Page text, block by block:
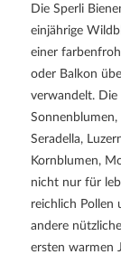
Die Sperli
einjährige
einer
oder Balkon
verwandelt. Die
Seradella,
Kornblumen,
nicht nur für
reichlich Pollen
andere
ersten warmen